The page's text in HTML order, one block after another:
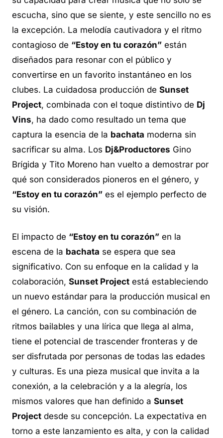
escucha, sino que se siente, y este sencillo no es
la excepción. La melodía cautivadora y el ritmo
contagioso de “Estoy en tu corazón” están
diseñados para resonar con el público y
convertirse en un favorito instantáneo en los
clubes. La cuidadosa producción de Sunset
Project, combinada con el toque distintivo de Dj
Vins, ha dado como resultado un tema que
captura la esencia de la bachata moderna sin
sacrificar su alma. Los Dj&Productores Gino
Brígida y Tito Moreno han vuelto a demostrar por
qué son considerados pioneros en el género, y
“Estoy en tu corazón” es el ejemplo perfecto de
su visión.
El impacto de “Estoy en tu corazón” en la
escena de la bachata se espera que sea
significativo. Con su enfoque en la calidad y la
colaboración, Sunset Project está estableciendo
un nuevo estándar para la producción musical en
el género. La canción, con su combinación de
ritmos bailables y una lírica que llega al alma,
tiene el potencial de trascender fronteras y de
ser disfrutada por personas de todas las edades
y culturas. Es una pieza musical que invita a la
conexión, a la celebración y a la alegría, los
mismos valores que han definido a Sunset
Project desde su concepción. La expectativa en
torno a este lanzamiento es alta, y con la calidad